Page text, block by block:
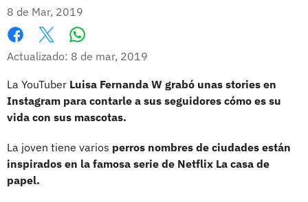
8 de Mar, 2019
Facebook
X
Actualizado: 8 de mar, 2019
La YouTuber Luisa Fernanda W grabó unas stories en
Instagram para contarle a sus seguidores cómo es su
vida con sus mascotas.
La joven tiene varios perros nombres de ciudades están
inspirados en la famosa serie de Netflix La casa de
papel.